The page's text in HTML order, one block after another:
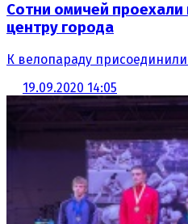
Сотни омичей проехали
центру города
К велопараду
19.09.2020 14:05